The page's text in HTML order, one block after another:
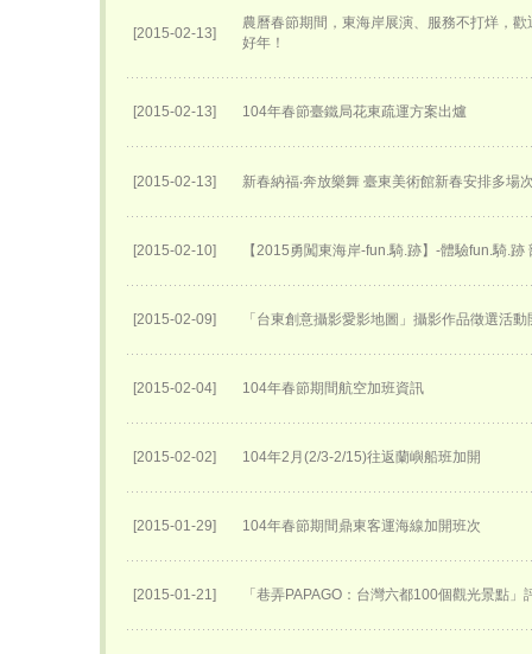
[2015-02-13]
農曆春節期間，東海岸展演、服務不打烊，
好年！
[2015-02-13] 104年春節臺鐵局花東疏運方案出爐
[2015-02-13] 新春納福‧奔放樂舞 臺東美術館新春安排多場
[2015-02-10] 【2015勇闖東海岸-fun.騎.跡】-體驗fun.騎.跡
[2015-02-09] 「台東創意攝影愛影地圖」攝影作品徵選活動
[2015-02-04] 104年春節期間航空加班資訊
[2015-02-02] 104年2月(2/3-2/15)往返蘭嶼船班加開
[2015-01-29] 104年春節期間鼎東客運海線加開班次
[2015-01-21] 「巷弄PAPAGO：台灣六都100個觀光景點」